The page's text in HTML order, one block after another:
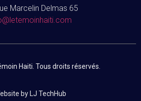
Marcelin Delmas 65
Haiti. Tous droits réservés.
by LJ TechHub